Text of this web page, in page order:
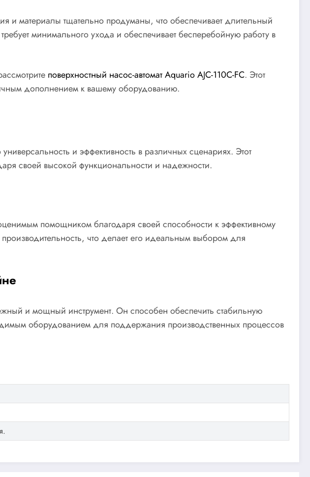
и материалы тщательно продуманы, что обеспечивает длительный
минимального ухода и обеспечивает бесперебойную работу в
поверхностный насос-автомат Aquario AJC-110C-FC. Этот
дополнением к вашему оборудованию.
и эффективность в различных сценариях. Этот
своей высокой функциональности и надежности.
помощником благодаря своей способности к эффективному
что делает его идеальным выбором для
и мощный инструмент. Он способен обеспечить стабильную
оборудованием для поддержания производственных процессов